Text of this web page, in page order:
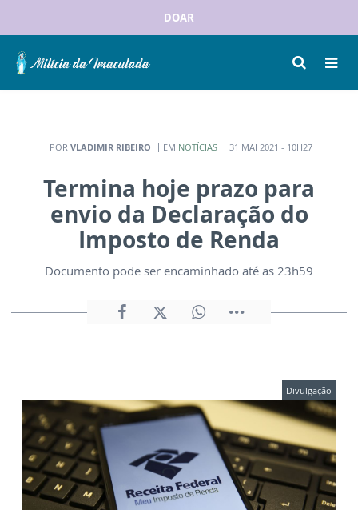
DOAR
POR VLADIMIR RIBEIRO EM NOTÍCIAS 31 MAI 2021 - 10H27
Termina hoje prazo para
envio da Declaração do
Imposto de Renda
Documento pode ser encaminhado até as 23h59
Divulgação